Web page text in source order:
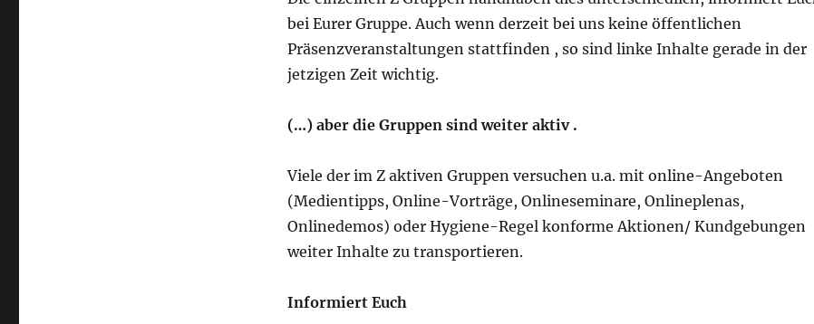
bei Eurer Gruppe. Auch wenn derzeit bei uns keine öffentlichen
Präsenzveranstaltungen stattfinden , so sind linke Inhalte gerade in der
jetzigen Zeit wichtig.
(…) aber die Gruppen sind weiter aktiv .
Viele der im Z aktiven Gruppen versuchen u.a. mit online-Angeboten
(Medientipps, Online-Vorträge, Onlineseminare, Onlineplenas,
Onlinedemos) oder Hygiene-Regel konforme Aktionen/ Kundgebungen
weiter Inhalte zu transportieren.
Informiert Euch